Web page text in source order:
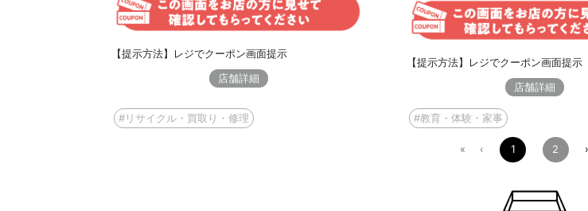
【提示方法】レジでクーポン画面提示
店舗詳細
#リサイクル・買取り・修理
【提示方法】レジでクーポン画面提示
店舗詳細
#教育・体験・家事
« ‹ 1 2 ›